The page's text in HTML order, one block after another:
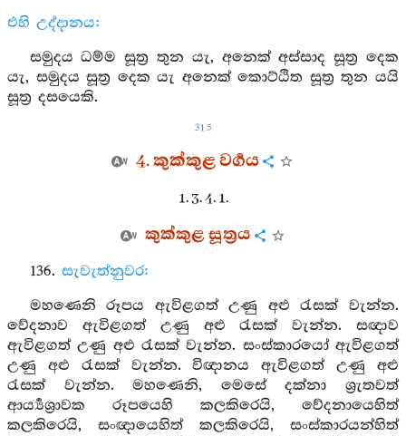
එහි උද්දානය:
සමුදය ධම්ම සූත්‍ර තුන යැ, අනෙක් අස්සාද සූත්‍ර දෙක
යැ, සමුදය සූත්‍ර දෙක යැ අනෙක් කොට්ඨිත සූත්‍ර තුන යයි
සූත්‍ර දසයෙකි.
315
4. කුක්කුළ වර්‍ගය
1. 3. 4. 1.
කුක්කුළ සූත්‍රය
136. සැවැත්නුවර:
මහණෙනි රූපය ඇවිළගත් උණු අළු රැසක් වැන්න.
වේදනාව ඇවිළගත් උණු අළු රැසක් වැන්න. සඥාව
ඇවිළගත් උණු අළු රැසක් වැන්න. සංස්කාරයෝ ඇවිළගත්
උණු අළු රැසක් වැන්න. විඥානය ඇවිළගත් උණු අළු
රැසක් වැන්න. මහණෙනි, මෙසේ දක්නා ශ්‍රැතවත්
ආර්‍ය්‍යශ්‍රාවක රූපයෙහි කලකිරෙයි, වේදනායෙහිත්
කලකිරෙයි, සංඥායෙහිත් කලකිරෙයි, සංස්කාරයන්හිත්